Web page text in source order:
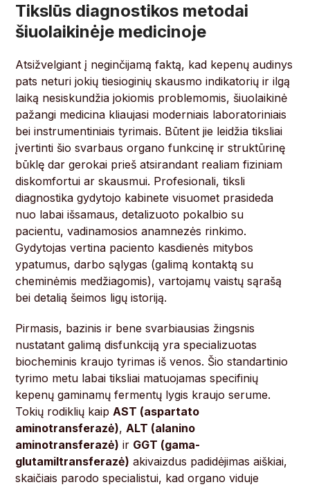
Tikslūs diagnostikos metodai
šiuolaikinėje medicinoje
Atsižvelgiant į neginčijamą faktą, kad kepenų audinys
pats neturi jokių tiesioginių skausmo indikatorių ir ilgą
laiką nesiskundžia jokiomis problemomis, šiuolaikinė
pažangi medicina kliaujasi moderniais laboratoriniais
bei instrumentiniais tyrimais. Būtent jie leidžia tiksliai
įvertinti šio svarbaus organo funkcinę ir struktūrinę
būklę dar gerokai prieš atsirandant realiam fiziniam
diskomfortui ar skausmui. Profesionali, tiksli
diagnostika gydytojo kabinete visuomet prasideda
nuo labai išsamaus, detalizuoto pokalbio su
pacientu, vadinamosios anamnezės rinkimo.
Gydytojas vertina paciento kasdienės mitybos
ypatumus, darbo sąlygas (galimą kontaktą su
cheminėmis medžiagomis), vartojamų vaistų sąrašą
bei detalią šeimos ligų istoriją.
Pirmasis, bazinis ir bene svarbiausias žingsnis
nustatant galimą disfunkciją yra specializuotas
biocheminis kraujo tyrimas iš venos. Šio standartinio
tyrimo metu labai tiksliai matuojamas specifinių
kepenų gaminamų fermentų lygis kraujo serume.
Tokių rodiklių kaipAST (aspartato
aminotransferazė),ALT (alanino
aminotransferazė) ir GGT (gama-
glutamiltransferazė) akivaizdus padidėjimas aiškiai,
skaičiais parodo specialistui, kad organo viduje